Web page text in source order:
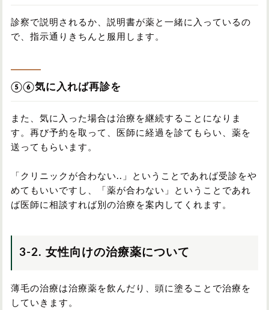
診察で説明されるか、説明書が薬と一緒に入っているの
で、指示通りきちんと服用します。
⑤⑥気に入れば再診を
また、気に入った場合は治療を継続することになりま
す。再び予約を取って、医師に経過を診てもらい、薬を
送ってもらいます。
「クリニックが合わない..」ということであれば受診をや
めてもいいですし、「薬が合わない」ということであれ
ば医師に相談すれば別の治療を案内してくれます。
3-2. 女性向けの治療薬について
薄毛の治療は治療薬を飲んだり、頭に塗ることで治療を
していきます。